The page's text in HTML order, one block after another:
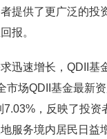
提供了更广泛的投
报。
速增长，QDII基
场QDII基金最新
，反映了投资
服务境内居民日益